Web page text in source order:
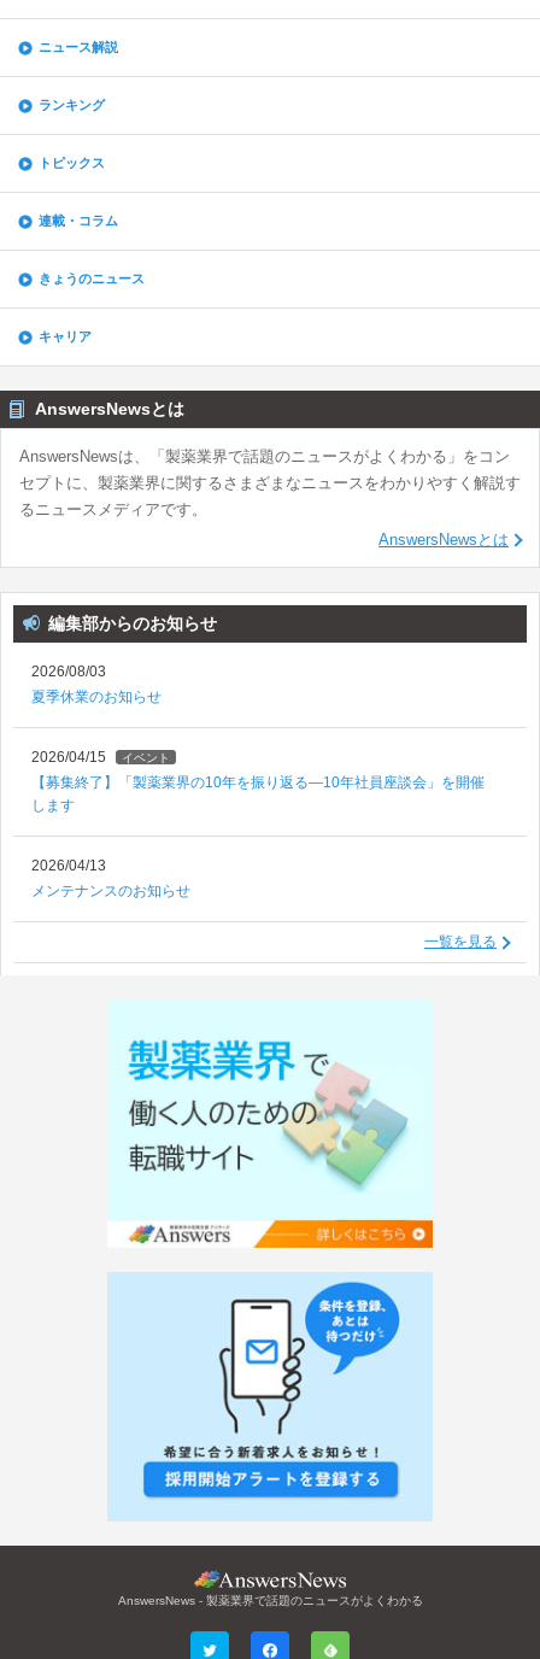
ニュース解説
ランキング
トピックス
連載・コラム
きょうのニュース
キャリア
AnswersNewsとは
AnswersNewsは、「製薬業界で話題のニュースがよくわかる」をコン
セプトに、製薬業界に関するさまざまなニュースをわかりやすく解説す
るニュースメディアです。
AnswersNewsとは
編集部からのお知らせ
2026/08/03
夏季休業のお知らせ
2026/04/15 イベント
【募集終了】「製薬業界の10年を振り返る―10年社員座談会」を開催
します
2026/04/13
メンテナンスのお知らせ
一覧を見る
AnswersNews - 製薬業界で話題のニュースがよくわかる